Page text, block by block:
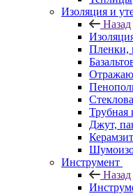
Изоляция и
Назад
Пленки,
Трубная
Джут,
Керамзит
Инструмент
Назад